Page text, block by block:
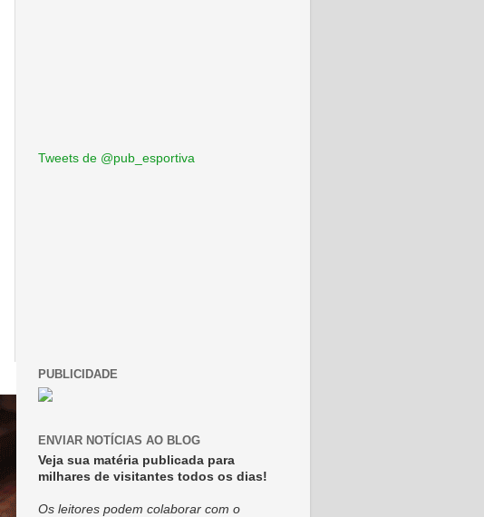
Tweets de @pub_esportiva
PUBLICIDADE
ENVIAR NOTÍCIAS AO BLOG
Veja sua matéria publicada para
milhares de visitantes todos os dias!
Os leitores podem colaborar com o